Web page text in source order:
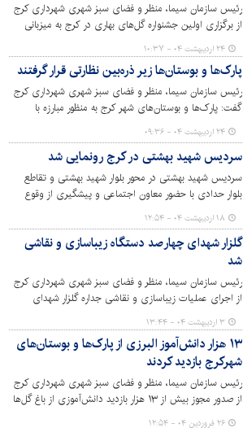
رئیس سازمان سیما، منظر و فضای سبز شهری شهرداری کرج
از برگزاری اولین جشنواره گل‌های بهاری در کرج به میزبانی
بوستان جهان نما خبر داد.
۲۴ اردیبهشت ۰۴ - ۱۰:۳۷
پارک‌ها و بوستان‌ها زیر ذره‌بین نظارتی قرار گرفتند
رئیس سازمان سیما، منظر و فضای سبز شهری شهرداری کرج
گفت: پارک‌ها و بوستان‌های شهر کرج به منظور مبارزه با
گرانفروشی، جلوگیری از عرضه کالای قاچاق و فروش دخانیات
و بررسی سلامت مواد خوراکی، رصد می‌شوند.
۲۴ اردیبهشت ۰۴ - ۰۹:۳۶
سردیس شهید بهشتی در کرج رونمایی شد
سردیس شهید بهشتی در محور بلوار شهید بهشتی و تقاطع
بلوار حدادی با حضور معاون اجتماعی و پیشگیری از وقوع
جرم دادگستری استان البرز و رئیس حوزه هنری استان البرز
رونمایی شد.
۱۸ اردیبهشت ۰۴ - ۱۲:۵۴
گلزار شهدای چهارصد دستگاه زیباسازی و نقاشی
شد
رئیس سازمان سیما، منظر و فضای سبز شهری شهرداری کرج
از اجرای عملیات زیباسازی و نقاشی جداره گلزار شهدای
چهارصد دستگاه خبر داد.
۳ اردیبهشت ۰۴ - ۱۳:۴۴
۱۳ هزار دانش‌آموز البرزی از پارک‌ها و بوستان‌های
شهرکرج بازدید کردند
رئیس سازمان سیما، منظر و فضای سبز شهری شهرداری کرج
از صدور مجوز بیش از ۱۳ هزار بازدید دانش‌آموزی از باغ گل‌ها
و بوستان‌های شهر کرج خبر داد.
۲۶ فروردین ۰۴ - ۱۲:۵۴